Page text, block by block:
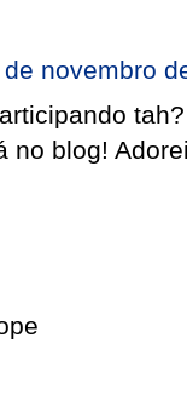
de novembro
tah?
no blog!